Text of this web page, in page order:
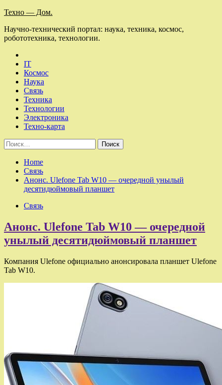
Skip
content
Техно — Дом.
Научно-технический портал: наука, техника, космос,
робототехника, технологии.
IT
Космос
Наука
Связь
Техника
Технологии
Электроника
Техно-карта
Найти:
Home
Связь
Анонс. Ulefone Tab W10 — очередной унылый
десятидюймовый планшет
Связь
Анонс. Ulefone Tab W10 — очередной
унылый десятидюймовый планшет
Компания Ulefone официально анонсировала планшет Ulefone
Tab W10.